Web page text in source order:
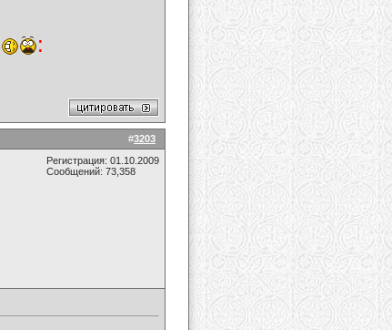
:
#3203
Регистрация: 01.10.2009
Сообщений: 73,358